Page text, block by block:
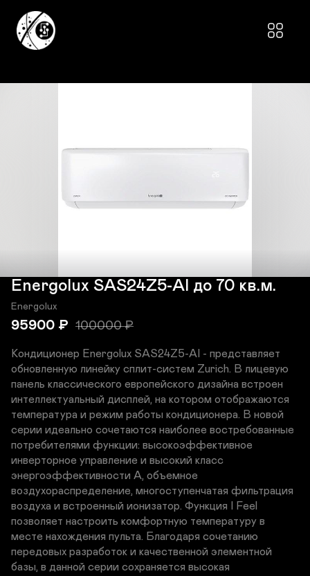
Energolux SAS24Z5-AI до 70 кв.м.
Energolux
95900 ₽ 100000₽
Кондиционер Energolux SAS24Z5-AI - представляет
обновленную линейку сплит-систем Zurich. В лицевую
панель классического европейского дизайна встроен
интеллектуальный дисплей, на котором отображаются
температура и режим работы кондиционера. В новой
серии идеально сочетаются наиболее востребованные
потребителями функции: высокоэффективное
инверторное управление и высокий класс
энергоэффективности А, объемное
воздухораспределение, многоступенчатая фильтрация
воздуха и встроенный ионизатор. Функция I Feel
позволяет настроить комфортную температуру в
месте нахождения пульта. Благодаря сочетанию
передовых разработок и качественной элементной
базы, в данной серии сохраняется высокая